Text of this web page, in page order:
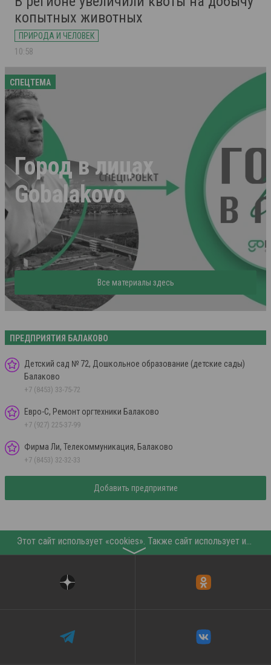
копытных животных
ПРИРОДА И ЧЕЛОВЕК
10:58
СПЕЦТЕМА
Город в лицах
Gobalakovo
Все материалы здесь
ПРЕДПРИЯТИЯ БАЛАКОВО
Детский сад № 72, Дошкольное образование (детские сады)
Балаково
+7 (8453) 33-75-72
Евро-С, Ремонт оргтехники Балаково
+7 (927) 225-37-99
Фирма Ли, Телекоммуникация, Балаково
+7 (8453) 32-32-33
Добавить предприятие
〉